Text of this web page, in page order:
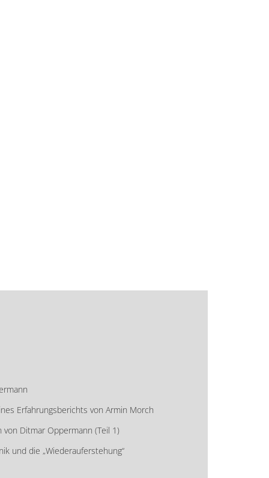
Erfahrungsberichts von Armin Morch
Ditmar Oppermann (Teil 1)
und die „Wiederauferstehung“